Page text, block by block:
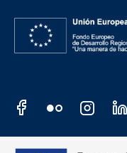
Redes sociales